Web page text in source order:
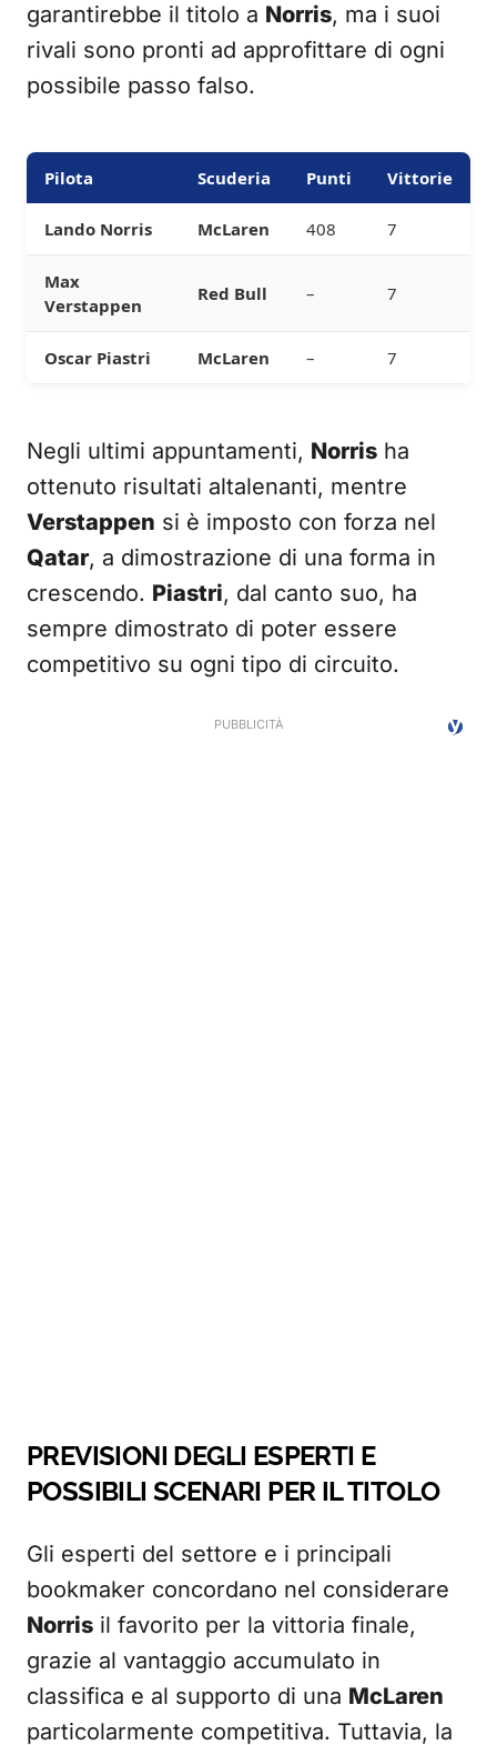
garantirebbe il titolo a Norris, ma i suoi
rivali sono pronti ad approfittare di ogni
possibile passo falso.
Pilota Scuderia Punti Vittorie
Lando Norris McLaren 408 7
Max
Verstappen
Red Bull – 7
Oscar Piastri McLaren – 7
Negli ultimi appuntamenti, Norris ha
ottenuto risultati altalenanti, mentre
Verstappen si è imposto con forza nel
Qatar, a dimostrazione di una forma in
crescendo. Piastri, dal canto suo, ha
sempre dimostrato di poter essere
competitivo su ogni tipo di circuito.
PREVISIONI DEGLI ESPERTI E
POSSIBILI SCENARI PER IL TITOLO
Gli esperti del settore e i principali
bookmaker concordano nel considerare
Norris il favorito per la vittoria finale,
grazie al vantaggio accumulato in
classifica e al supporto di una McLaren
particolarmente competitiva. Tuttavia, la